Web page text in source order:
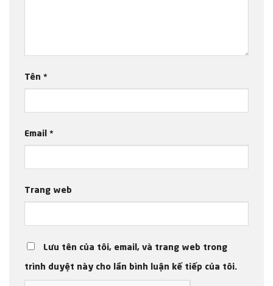
Tên *
Email *
Trang web
Lưu tên của tôi, email, và trang web trong
trình duyệt này cho lần bình luận kế tiếp của tôi.